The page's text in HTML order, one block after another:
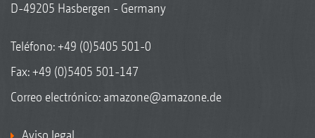
D-49205 Hasbergen - Germany
Teléfono:+49 (0)5405 501-0
Fax: +49 (0)5405 501-147
Correo electrónico: amazone@amazone.de
Aviso legal